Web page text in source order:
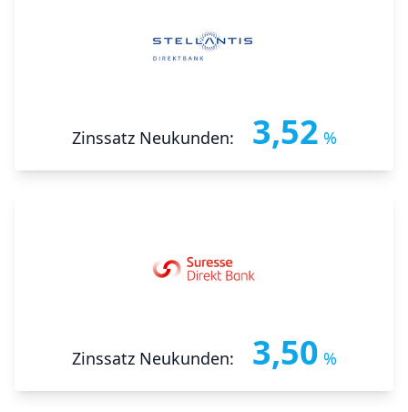
Zinssatz Neukunden: 3,52 %
Zinssatz Neukunden: 3,50 %